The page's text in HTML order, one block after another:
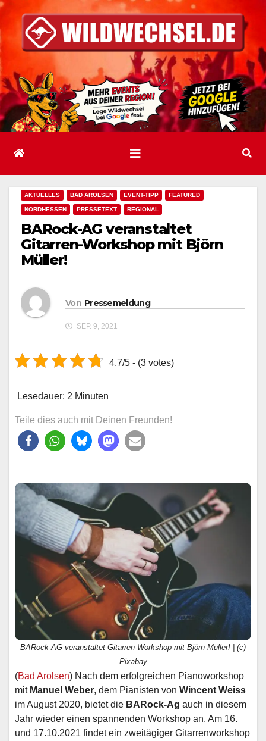
Inhalt
springen
AKTUELLES BAD AROLSEN EVENT-TIPP FEATURED
NORDHESSEN PRESSETEXT REGIONAL
BARock-AG veranstaltet
Gitarren-Workshop mit Björn
Müller!
Von Pressemeldung
SEP. 9, 2021
4.7/5 - (3 votes)
Lesedauer: 2 Minuten
Teile dies auch mit Deinen Freunden!
BARock-AG veranstaltet Gitarren-Workshop mit Björn Müller! | (c)
Pixabay
(Bad Arolsen) Nach dem erfolgreichen Pianoworkshop
mit Manuel Weber, dem Pianisten von Wincent Weiss
im August 2020, bietet die BARock-Ag auch in diesem
Jahr wieder einen spannenden Workshop an. Am 16.
und 17.10.2021 findet ein zweitägiger Gitarrenworkshop